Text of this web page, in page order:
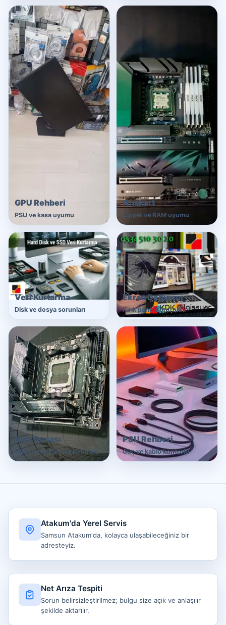
GPU Rehberi
PSU ve kasa uyumu
Anakart
Çipset ve RAM uyumu
Veri Kurtarma
Disk ve dosya sorunları
Ekran Değişimi
Kırık panel kontrolü
Sıvı Teması
Oksit ve riskli arıza kontrolü
PSU Rehberi
Güç ve kablo kontrolü
Atakum'da Yerel Servis
Samsun Atakum'da, kolayca ulaşabileceğiniz bir
adresteyiz.
Net Arıza Tespiti
Sorun belirsizleştirilmez; bulgu size açık ve anlaşılır
şekilde aktarılır.